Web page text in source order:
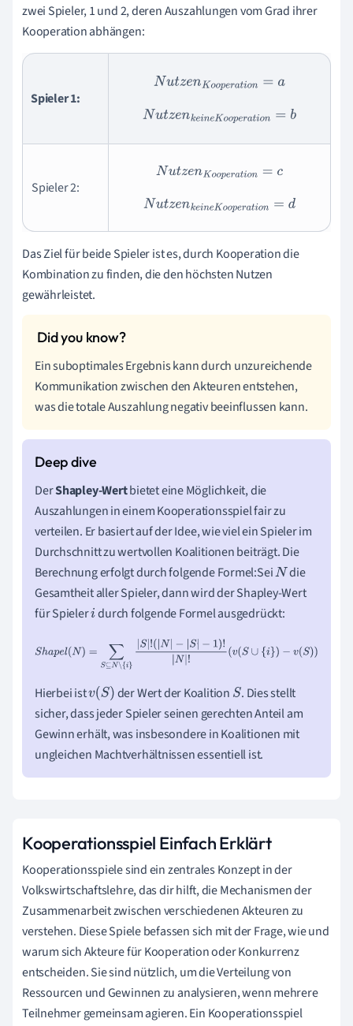
zwei Spieler, 1 und 2, deren Auszahlungen vom Grad ihrer
Kooperation abhängen:
Spieler 1:
NutzenKooperatio n=a
NutzenkeineKooperatio n= b
Spieler 2:
NutzenKooperatio n=c
NutzenkeineKooperatio n= d
Das Ziel für beide Spieler ist es, durch Kooperation die
Kombination zu finden, die den höchsten Nutzen
gewährleistet.
Ein suboptimales Ergebnis kann durch unzureichende
Kommunikation zwischen den Akteuren entstehen,
was die totale Auszahlung negativ beeinflussen kann.
DerShapley-Wertbietet eine Möglichkeit, die
Auszahlungen in einem Kooperationsspiel fair zu
verteilen. Er basiert auf der Idee, wie viel ein Spieler im
Durchschnitt zu wertvollen Koalitionen beiträgt. Die
Berechnung erfolgt durch folgende Formel:SeiN die
Gesamtheit aller Spieler, dann wird der Shapley-Wert
für Spieleri durch folgende Formel ausgedrückt:
Shapel(N)= S⊆N ∖{i}|S|!(|N|−|S|−1)!|N|!(v(S∪{i}) −v(S))
Hierbei istv(S) der Wert der Koalition S. Dies stellt
sicher, dass jeder Spieler seinen gerechten Anteil am
Gewinn erhält, was insbesondere in Koalitionen mit
ungleichen Machtverhältnissen essentiell ist.
Kooperationsspiel Einfach Erklärt
Kooperationsspiele sind ein zentrales Konzept in der
Volkswirtschaftslehre, das dir hilft, die Mechanismen der
Zusammenarbeit zwischen verschiedenen Akteuren zu
verstehen. Diese Spiele befassen sich mit der Frage, wie und
warum sich Akteure für Kooperation oder Konkurrenz
entscheiden. Sie sind nützlich, um die Verteilung von
Ressourcen und Gewinnen zu analysieren, wenn mehrere
Teilnehmer gemeinsam agieren. Ein Kooperationsspiel